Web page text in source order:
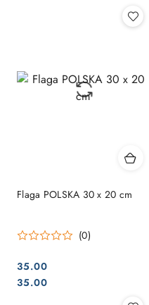
Flaga POLSKA 30 x 20 cm
(0)
Cena:
35.00
Cena:
35.00